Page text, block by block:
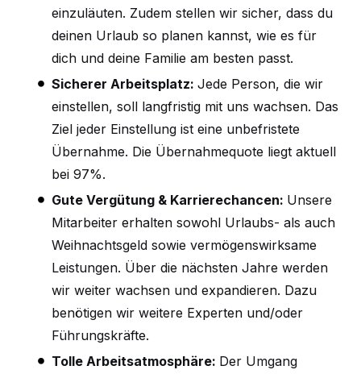
einzuläuten. Zudem stellen wir sicher, dass du
deinen Urlaub so planen kannst, wie es für
dich und deine Familie am besten passt.
Sicherer Arbeitsplatz: Jede Person, die wir
einstellen, soll langfristig mit uns wachsen. Das
Ziel jeder Einstellung ist eine unbefristete
Übernahme. Die Übernahmequote liegt aktuell
bei 97%.
Gute Vergütung & Karrierechancen: Unsere
Mitarbeiter erhalten sowohl Urlaubs- als auch
Weihnachtsgeld sowie vermögenswirksame
Leistungen. Über die nächsten Jahre werden
wir weiter wachsen und expandieren. Dazu
benötigen wir weitere Experten und/oder
Führungskräfte.
Tolle Arbeitsatmosphäre: Der Umgang